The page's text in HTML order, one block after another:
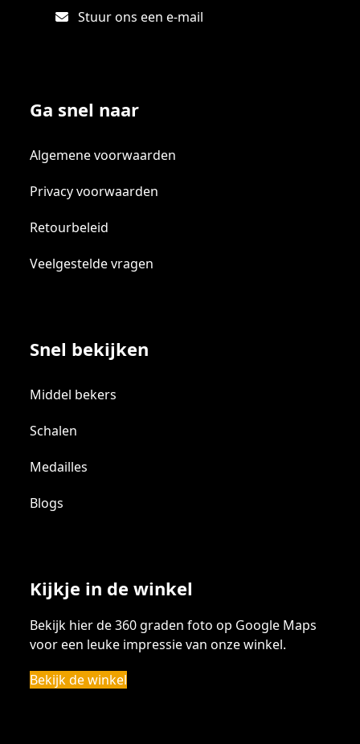
Stuur ons een e-mail
Ga snel naar
Algemene voorwaarden
Privacy voorwaarden
Retourbeleid
Veelgestelde vragen
Snel bekijken
Middel bekers
Schalen
Medailles
Blogs
Kijkje in de winkel
Bekijk hier de 360 graden foto op Google Maps
voor een leuke impressie van onze winkel.
Bekijk de winkel